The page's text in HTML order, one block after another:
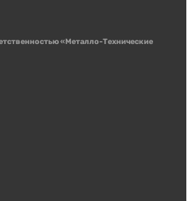
«Металло-Технические